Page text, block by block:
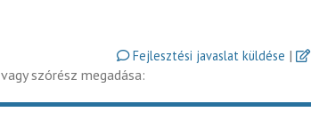
Fejlesztési javaslat küldése |
szórész megadása: